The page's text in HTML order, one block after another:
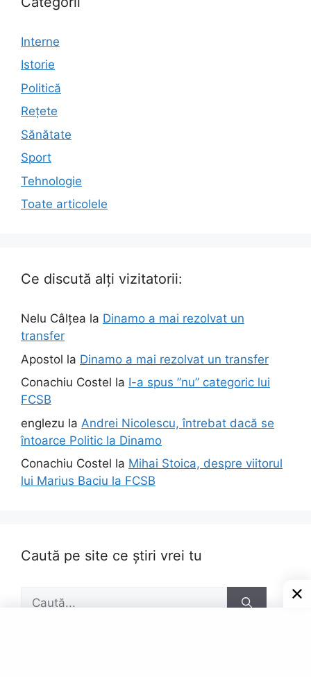
Interne
Istorie
Politică
Rețete
Sănătate
Sport
Tehnologie
Toate articolele
Ce discută alți vizitatorii:
Nelu Câlțea la Dinamo a mai rezolvat un
transfer
Apostol la Dinamo a mai rezolvat un transfer
Conachiu Costel la I-a spus ”nu” categoric lui
FCSB
englezu la Andrei Nicolescu, întrebat dacă se
întoarce Politic la Dinamo
Conachiu Costel la Mihai Stoica, despre viitorul
lui Marius Baciu la FCSB
Caută pe site ce știri vrei tu
Caută
după: